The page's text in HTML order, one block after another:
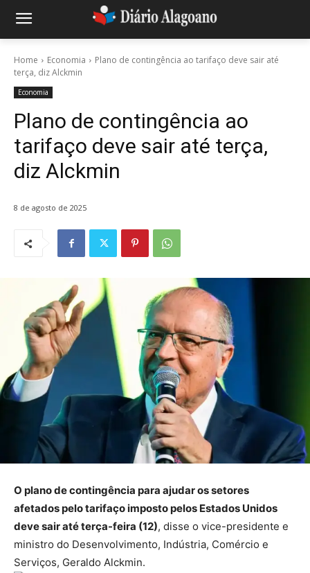
Home Economia
Plano de contingência ao tarifaço deve sair até
terça, diz Alckmin
Economia
Plano de contingência ao
tarifaço deve sair até terça,
diz Alckmin
8 de agosto de 2025
O plano de contingência para ajudar os setores
afetados pelo tarifaço imposto pelos Estados Unidos
deve sair até terça-feira (12), disse o vice-presidente e
ministro do Desenvolvimento, Indústria, Comércio e
Serviços, Geraldo Alckmin.